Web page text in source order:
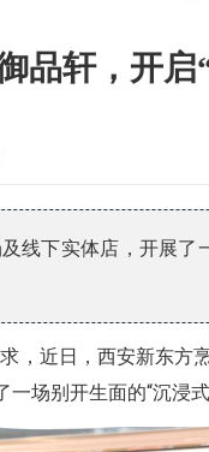
品轩，开启
线下实体店，开展了
，近日，西安新东方
场别开生面的“沉浸式